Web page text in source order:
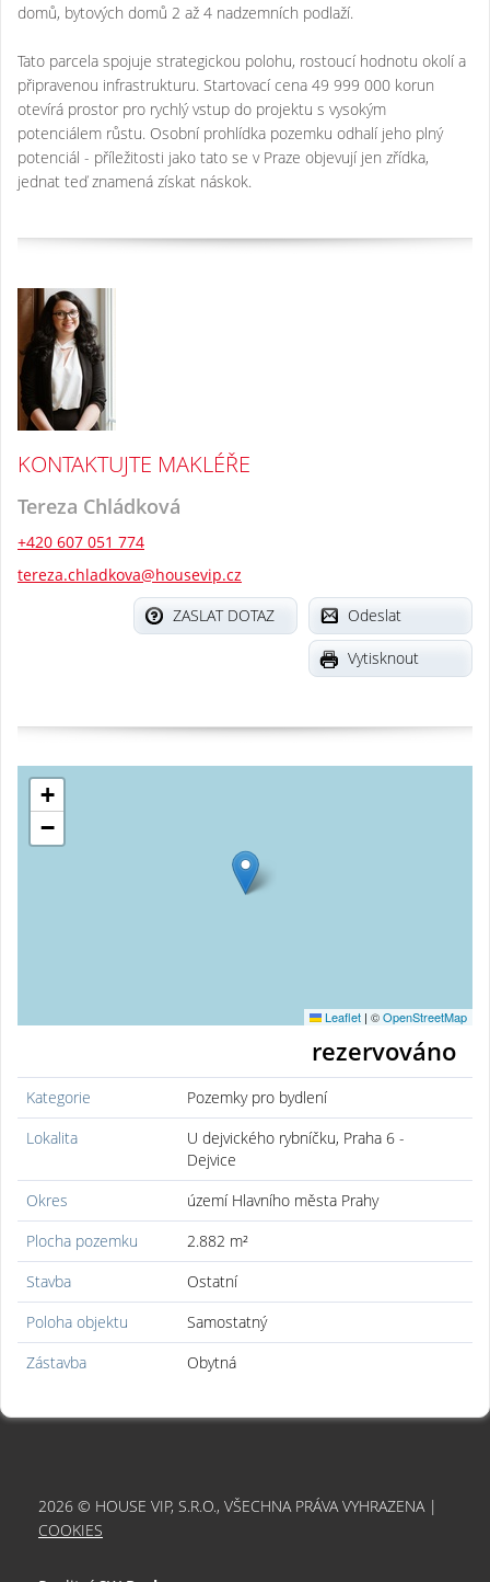
domů, bytových domů 2 až 4 nadzemních podlaží.
Tato parcela spojuje strategickou polohu, rostoucí hodnotu okolí a
připravenou infrastrukturu. Startovací cena 49 999 000 korun
otevírá prostor pro rychlý vstup do projektu s vysokým
potenciálem růstu. Osobní prohlídka pozemku odhalí jeho plný
potenciál - příležitosti jako tato se v Praze objevují jen zřídka,
jednat teď znamená získat náskok.
KONTAKTUJTE MAKLÉŘE
Tereza Chládková
+420 607 051 774
tereza.chladkova@housevip.cz
Odeslat
ZASLAT DOTAZ
Vytisknout
+
−
Leaflet | ©OpenStreetMap
rezervováno
Kategorie
Pozemky pro bydlení
Lokalita
U dejvického rybníčku, Praha 6 -
Dejvice
Okres
území Hlavního města Prahy
Plocha pozemku
2.882 m²
Stavba
Ostatní
Poloha objektu
Samostatný
Zástavba
Obytná
2026 © HOUSE VIP, S.R.O., VŠECHNA PRÁVA VYHRAZENA |
COOKIES